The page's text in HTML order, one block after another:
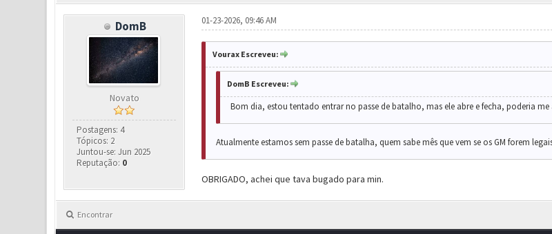
DomB
Novato
Postagens: 4
Tópicos: 2
Juntou-se: Jun 2025
Reputação: 0
01-23-2026, 09:46 AM
Vourax Escreveu:
DomB Escreveu:
Bom dia, estou tentado entrar no passe de batalho, mas ele abre e fecha, poderia me
Atualmente estamos sem passe de batalha, quem sabe mês que vem se os GM forem
OBRIGADO, achei que tava bugado para min.
Encontrar